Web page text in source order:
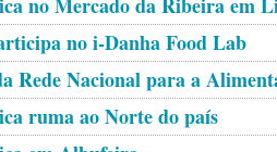
no i-Danha Food Lab
Rede Nacional para a
ruma ao Norte do país